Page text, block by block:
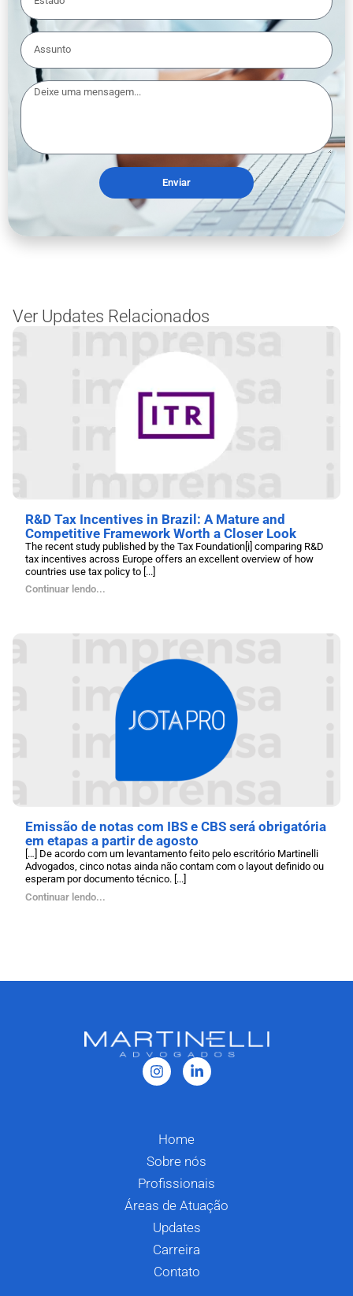
Enviar
Ver Updates Relacionados
R&D Tax Incentives in Brazil: A Mature and
Competitive Framework Worth a Closer Look
The recent study published by the Tax Foundation[i] comparing R&D
tax incentives across Europe offers an excellent overview of how
countries use tax policy to [...]
Continuar lendo...
Emissão de notas com IBS e CBS será obrigatória
em etapas a partir de agosto
[…] De acordo com um levantamento feito pelo escritório Martinelli
Advogados, cinco notas ainda não contam com o layout definido ou
esperam por documento técnico. [...]
Continuar lendo...
Home
Sobre nós
Profissionais
Áreas de Atuação
Updates
Carreira
Contato